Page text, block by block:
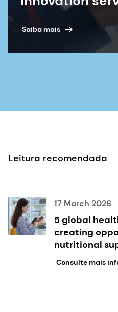
Saiba mais
Leitura recomendada
17 March 2026
5 global
creating
nutritional
innovation
Consulte mais